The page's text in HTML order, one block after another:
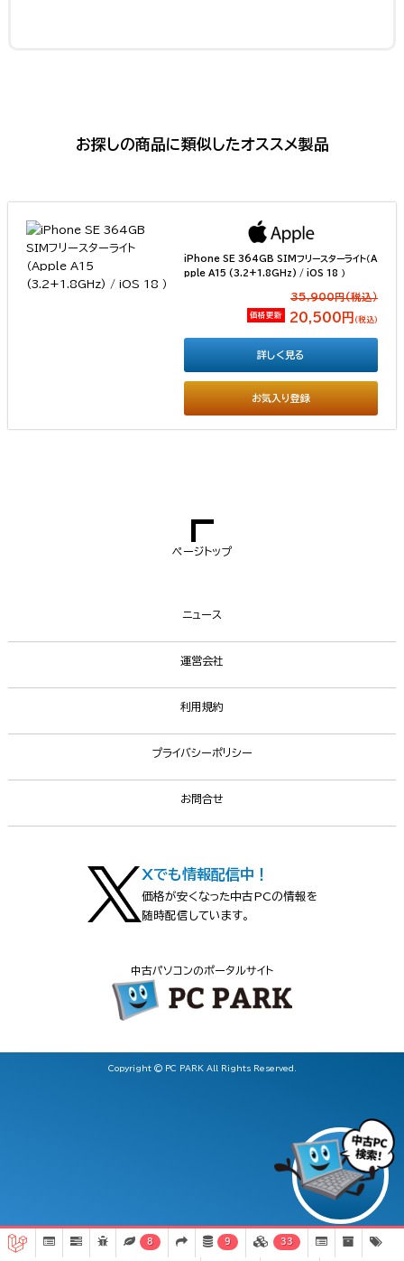
お探しの商品に類似したオススメ製品
iPhone SE 364GB SIMフリースターライト（A
pple A15 (3.2+1.8GHz) / iOS 18 ）
35,900円(税込）
価格更新 20,500円 （税込）
お気入り登録
詳しく見る
ページトップ
ニュース
運営会社
利用規約
プライバシーポリシー
お問合せ
Xでも情報配信中！
価格が安くなった中古PCの情報を
随時配信しています。
中古パソコンのポータルサイト
Copyright © PC PARK All Rights Reserved.
8 9 33